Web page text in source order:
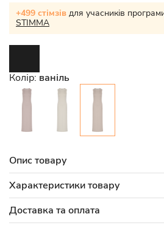
+499 стімзів для учасників
STIMMA
Колір: ваніль
Опис товару
Характеристики товару
Доставка та оплата